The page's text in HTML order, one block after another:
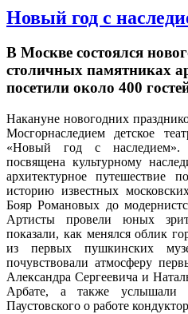
Новый год с
В Москве состоялся
столичных памятниках
посетили около 400
Накануне новогодних
Мосгорнаследием детское
«Новый год с наследием».
посвящена культурному
архитектурное путешествие
историю известных
Бояр Романовых до
Артисты провели юных
показали, как менялся облик
из первых пушкинских
почувствовали атмосферу
Александра Сергеевича и
Арбате, а также услышали
Паустовского о работе